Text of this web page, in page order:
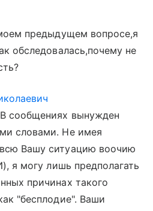
предыдущем вопросе,я
обследовалась,почему не
сообщениях вынужден
словами. Не имея
Вашу ситуацию воочию
я могу лишь предполагать
причинах такого
"бесплодие". Ваши